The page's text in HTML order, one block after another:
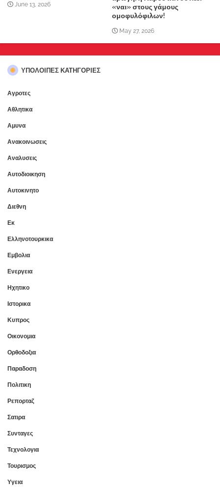
June 13, 2026
«ναι» στους γάμους
ομοφυλόφιλων!
May 27, 2026
ΥΠΌΛΟΙΠΕΣ ΚΑΤΗΓΟΡΊΕΣ
Αγροτες
Αθλητικα
Αμυνα
Ανακοινωσεις
Αναλυσεις
Αυτοδιοικηση
Αυτοκινητο
Διεθνη
Εκ
Ελληνοτουρκικα
Εμβολια
Ενεργεια
Ηχητικο
Ιστορικα
Κυπρος
Οικονομια
Ορθοδοξια
Παραδοση
Πολιτικη
Ρεπορταζ
Σατιρα
Συνταγες
Τεχνολογια
Τουρισμος
Υγεια